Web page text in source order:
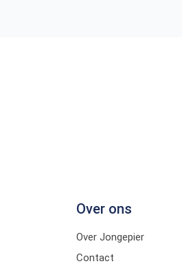
Over ons
Over Jongepier
Contact